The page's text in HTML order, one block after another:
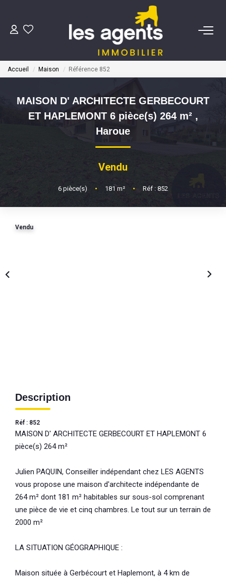
ACHETER
NOS AGENTS
BIENS VENDUS
ESTIMATION
Accueil Maison Référence 852
MAISON D' ARCHITECTE GERBECOURT
ET HAPLEMONT 6 pièce(s) 264 m² ,
Haroue
Vendu
6 pièce(s) • 181 m² • Réf : 852
Vendu
Description
Réf : 852
MAISON D' ARCHITECTE GERBECOURT ET HAPLEMONT 6
pièce(s) 264 m²
Julien PAQUIN, Conseiller indépendant chez LES AGENTS
vous propose une maison d'architecte indépendante de
264 m² dont 181 m² habitables sur sous-sol comprenant
une pièce de vie et cinq chambres. Le tout sur un terrain de
2000 m²
LA SITUATION GÉOGRAPHIQUE :
Maison située à Gerbécourt et Haplemont, à 4 km de